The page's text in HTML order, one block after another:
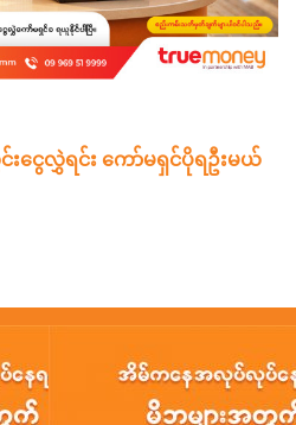
ငွေလွှဲရင်း ကော်မရှင်ပိုရဦးမယ်